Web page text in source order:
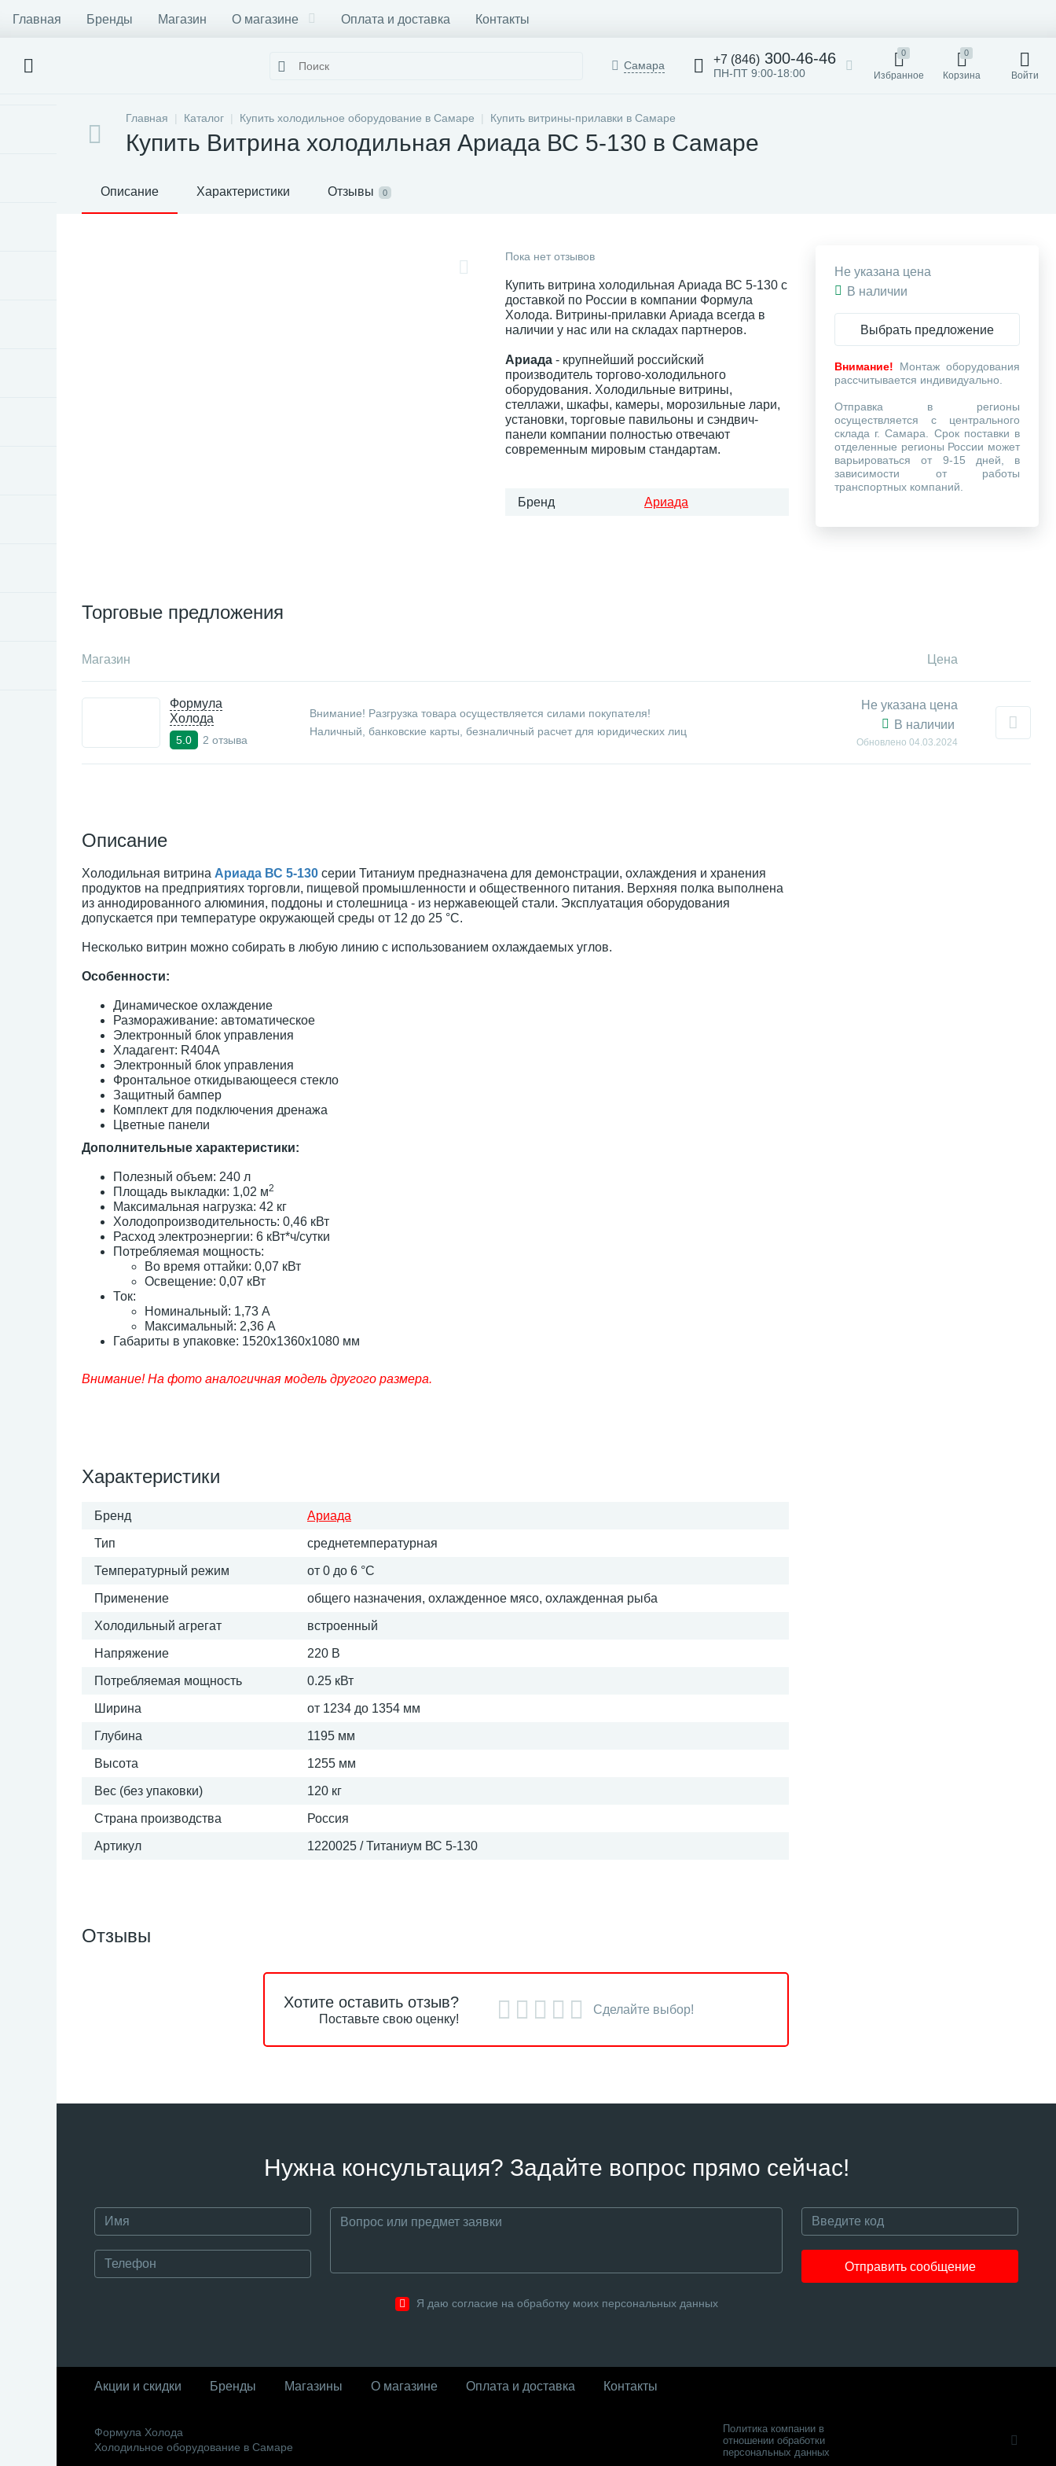
Главная Бренды Магазин О магазине Оплата и доставка Контакты
Самара +7 (846) 300-46-46
ПН-ПТ 9:00-18:00
0
Избранное
0
Корзина Войти
Главная Каталог Купить холодильное оборудование в Самаре Купить витрины-прилавки в Самаре
Купить Витрина холодильная Ариада ВС 5-130 в Самаре
Описание Характеристики Отзывы 0
Пока нет отзывов
Купить витрина холодильная Ариада ВС 5-130 с
доставкой по России в компании Формула
Холода. Витрины-прилавки Ариада всегда в
наличии у нас или на складах партнеров.
Ариада - крупнейший российский
производитель торгово-холодильного
оборудования. Холодильные витрины,
стеллажи, шкафы, камеры, морозильные лари,
установки, торговые павильоны и сэндвич-
панели компании полностью отвечают
современным мировым стандартам.
Бренд Ариада
Торговые предложения
Магазин Цена
Формула
Холода
5.0 2 отзыва
Внимание! Разгрузка товара осуществляется силами покупателя!
Наличный, банковские карты, безналичный расчет для юридических лиц
Не указана цена
В наличии
Обновлено 04.03.2024
Описание
Холодильная витрина Ариада ВС 5-130 серии Титаниум предназначена для демонстрации, охлаждения и хранения
продуктов на предприятиях торговли, пищевой промышленности и общественного питания. Верхняя полка выполнена
из аннодированного алюминия, поддоны и столешница - из нержавеющей стали. Эксплуатация оборудования
допускается при температуре окружающей среды от 12 до 25 °C.
Несколько витрин можно собирать в любую линию с использованием охлаждаемых углов.
Особенности:
Динамическое охлаждение
Размораживание: автоматическое
Электронный блок управления
Хладагент: R404А
Электронный блок управления
Фронтальное откидывающееся стекло
Защитный бампер
Комплект для подключения дренажа
Цветные панели
Дополнительные характеристики:
Полезный объем: 240 л
Площадь выкладки: 1,02 м2
Максимальная нагрузка: 42 кг
Холодопроизводительность: 0,46 кВт
Расход электроэнергии: 6 кВт*ч/сутки
Потребляемая мощность:
Во время оттайки: 0,07 кВт
Освещение: 0,07 кВт
Ток:
Номинальный: 1,73 А
Максимальный: 2,36 А
Габариты в упаковке: 1520х1360х1080 мм
Внимание! На фото аналогичная модель другого размера.
Характеристики
Бренд Ариада
Тип среднетемпературная
Температурный режим от 0 до 6 °C
Применение общего назначения, охлажденное мясо, охлажденная рыба
Холодильный агрегат встроенный
Напряжение 220 В
Потребляемая мощность 0.25 кВт
Ширина от 1234 до 1354 мм
Глубина 1195 мм
Высота 1255 мм
Вес (без упаковки) 120 кг
Страна производства Россия
Артикул 1220025 / Титаниум ВС 5-130
Не указана цена
В наличии
Выбрать предложение
Внимание! Монтаж оборудования
рассчитывается индивидуально.
Отправка в регионы
осуществляется с центрального
склада г. Самара. Срок поставки в
отделенные регионы России может
варьироваться от 9-15 дней, в
зависимости от работы
транспортных компаний.
Отзывы
Хотите оставить отзыв?
Поставьте свою оценку!
Сделайте выбор!
Нужна консультация? Задайте вопрос прямо сейчас!
Отправить сообщение
Я даю согласие на обработку моих персональных данных
Акции и скидки Бренды Магазины О магазине Оплата и доставка Контакты
Формула Холода
Холодильное оборудование в Самаре
Политика компании в
отношении обработки
персональных данных